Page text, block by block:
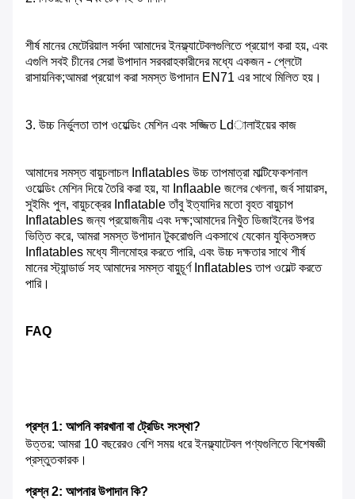
শীর্ষ মানের মেটেরিয়াল সর্বদা আমাদের ইনফ্ল্যাটেবলগুলিতে প্রয়োগ করা হয়, এবং
এগুলি সবই চীনের সেরা উপাদান সরবরাহকারীদের মধ্যে একজন - প্লেটো
রাসায়নিক;আমরা প্রয়োগ করা সমস্ত উপাদান EN71 এর সাথে মিলিত হয়।
3. উচ্চ নির্ভুলতা তাপ ওয়েল্ডিং মেশিন এবং সজ্জিত Ldালাইয়ের কাজ
আমাদের সমস্ত বায়ুচলাচল Inflatables উচ্চ তাপমাত্রা মাল্টিফেকশনাল
ওয়েল্ডিং মেশিন দিয়ে তৈরি করা হয়, যা Inflaable জলের খেলনা, জর্ব সায়ারস,
সুইমিং পুল, বায়ুচক্রের Inflatable তাঁবু ইত্যাদির মতো বৃহত বায়ুচাপ
Inflatables জন্য প্রয়োজনীয় এবং দক্ষ;আমাদের নিখুঁত ডিজাইনের উপর
ভিত্তি করে, আমরা সমস্ত উপাদান টুকরোগুলি একসাথে যেকোন যুক্তিসঙ্গত
Inflatables মধ্যে সীলমোহর করতে পারি, এবং উচ্চ দক্ষতার সাথে শীর্ষ
মানের স্ট্যান্ডার্ড সহ আমাদের সমস্ত বায়ুচূর্ণ Inflatables তাপ ওয়েল্ট করতে
পারি।
FAQ
প্রশ্ন 1: আপনি কারখানা বা ট্রেডিং সংস্থা?
উত্তর: আমরা 10 বছরেরও বেশি সময় ধরে ইনফ্ল্যাটেবল পণ্যগুলিতে বিশেষজ্ঞী
প্রস্তুতকারক।
প্রশ্ন 2: আপনার উপাদান কি?